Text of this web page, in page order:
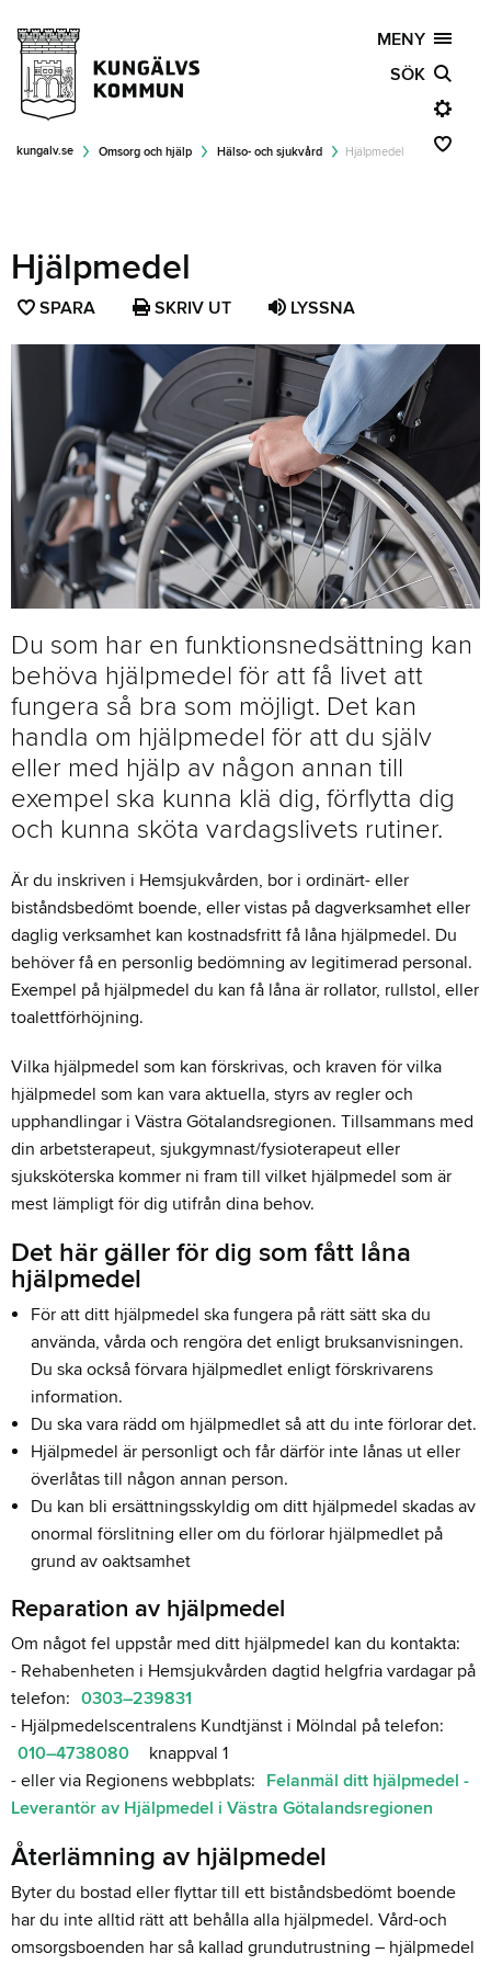
MENY
SÖK
kungalv.se Omsorg och hjälp Hälso- och sjukvård Hjälpmedel
Hjälpmedel
SPARA SPARA
FAVORIT
SKRIV UT LYSSNA
Du som har en funktionsnedsättning kan
behöva hjälpmedel för att få livet att
fungera så bra som möjligt. Det kan
handla om hjälpmedel för att du själv
eller med hjälp av någon annan till
exempel ska kunna klä dig, förflytta dig
och kunna sköta vardagslivets rutiner.
Är du inskriven i Hemsjukvården, bor i ordinärt- eller
biståndsbedömt boende, eller vistas på dagverksamhet eller
daglig verksamhet kan kostnadsfritt få låna hjälpmedel. Du
behöver få en personlig bedömning av legitimerad personal.
Exempel på hjälpmedel du kan få låna är rollator, rullstol, eller
toalettförhöjning.
Vilka hjälpmedel som kan förskrivas, och kraven för vilka
hjälpmedel som kan vara aktuella, styrs av regler och
upphandlingar i Västra Götalandsregionen. Tillsammans med
din arbetsterapeut, sjukgymnast/fysioterapeut eller
sjuksköterska kommer ni fram till vilket hjälpmedel som är
mest lämpligt för dig utifrån dina behov.
Det här gäller för dig som fått låna
hjälpmedel
För att ditt hjälpmedel ska fungera på rätt sätt ska du
använda, vårda och rengöra det enligt bruksanvisningen.
Du ska också förvara hjälpmedlet enligt förskrivarens
information.
Du ska vara rädd om hjälpmedlet så att du inte förlorar det.
Hjälpmedel är personligt och får därför inte lånas ut eller
överlåtas till någon annan person.
Du kan bli ersättningsskyldig om ditt hjälpmedel skadas av
onormal förslitning eller om du förlorar hjälpmedlet på
grund av oaktsamhet
Reparation av hjälpmedel
Om något fel uppstår med ditt hjälpmedel kan du kontakta:
- Rehabenheten i Hemsjukvården dagtid helgfria vardagar på
telefon: 0303–239831
- Hjälpmedelscentralens Kundtjänst i Mölndal på telefon:
010–4738080
knappval 1
- eller via Regionens webbplats: Felanmäl ditt hjälpmedel -
Leverantör av Hjälpmedel i Västra Götalandsregionen
Återlämning av hjälpmedel
Byter du bostad eller flyttar till ett biståndsbedömt boende
har du inte alltid rätt att behålla alla hjälpmedel. Vård-och
omsorgsboenden har så kallad grundutrustning – hjälpmedel